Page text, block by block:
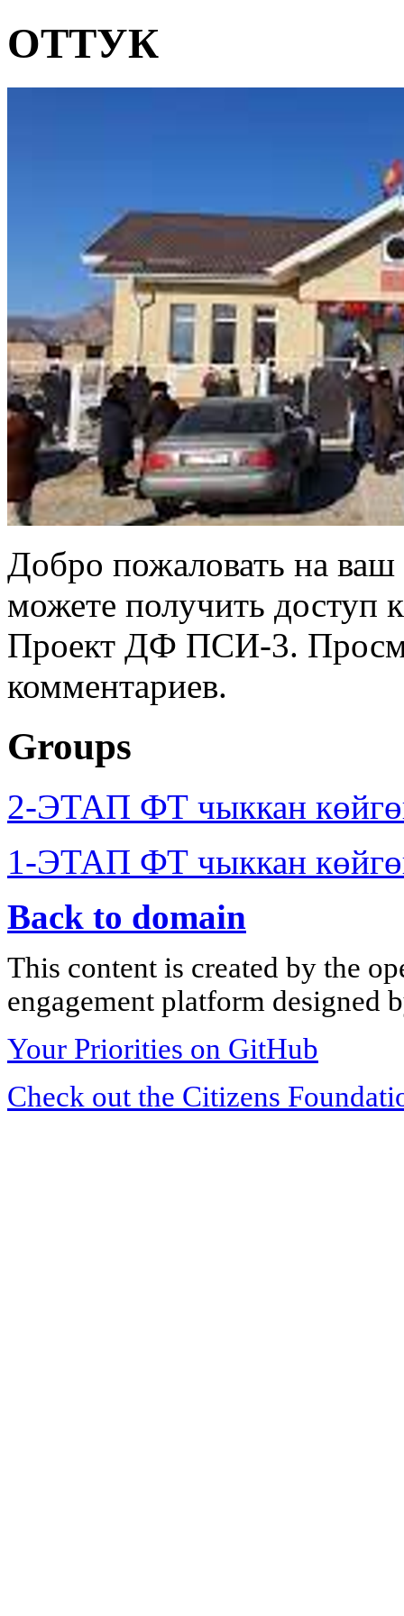
ОТТУК
Добро пожаловать на
можете получить доступ
Проект ДФ ПСИ-3.
комментариев.
Groups
2-ЭТАП ФТ чыккан
1-ЭТАП ФТ чыккан
Back to domain
This content is created by the
engagement platform designed
Your Priorities on GitHub
Check out the Citizens